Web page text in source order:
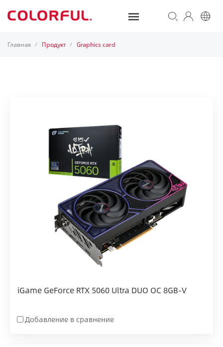
Главная / Продукт / Graphics card
iGame GeForce RTX 5060 Ultra DUO OC 8GB-V
Добавление в сравнение